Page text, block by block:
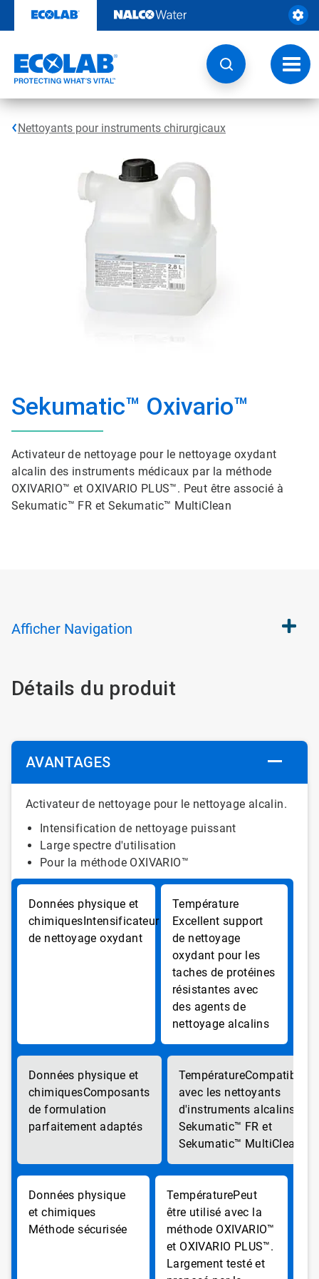
contenu
la
Nettoyants pour instruments chirurgicaux
Sekumatic™ Oxivario™
Activateur de nettoyage pour le nettoyage oxydant
alcalin des instruments médicaux par la méthode
OXIVARIO™ et OXIVARIO PLUS™. Peut être associé à
Sekumatic™ FR et Sekumatic™ MultiClean
Afficher Navigation
Détails du produit
AVANTAGES
Activateur de nettoyage pour le nettoyage alcalin.
Intensification de nettoyage puissant
Large spectre d'utilisation
Pour la méthode OXIVARIO™
Intensificateur
de nettoyage oxydant
Excellent support
de nettoyage
oxydant pour les
taches de protéines
résistantes avec
des agents de
nettoyage alcalins
Composants
de formulation
parfaitement adaptés
Compatible
avec les nettoyants
d'instruments alcalins
Sekumatic™ FR et
Sekumatic™ MultiClean
Méthode sécurisée
Peut
être utilisé avec la
méthode OXIVARIO™
et OXIVARIO PLUS™.
Largement testé et